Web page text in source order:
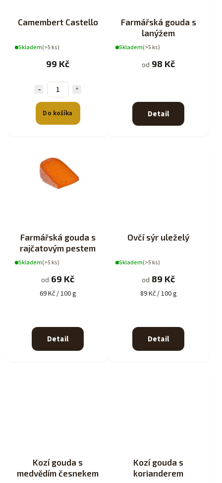
Camembert Castello
Skladem(>5 ks)
99 Kč
Do košíka
Farmářská gouda s
lanýžem
Skladem(>5 ks)
od 98 Kč
Detail
Farmářská gouda s
rajčatovým pestem
Skladem(>5 ks)
od 69 Kč
69 Kč / 100 g
Detail
Ovčí sýr uleželý
Skladem(>5 ks)
od 89 Kč
89 Kč / 100 g
Detail
Kozí gouda s
medvědím česnekem
Kozí gouda s
korianderem